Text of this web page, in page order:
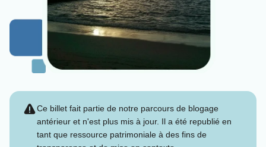
Ce billet fait partie de notre parcours de blogage
antérieur et n'est plus mis à jour. Il a été republié en
tant que ressource patrimoniale à des fins de